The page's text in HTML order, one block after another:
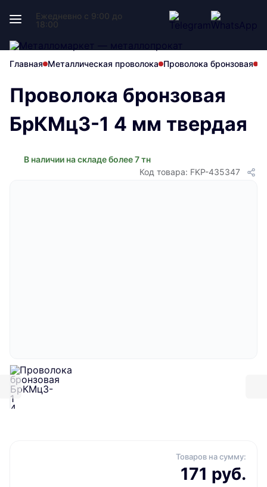
Ежедневно с 9:00 до
18:00
Главная Металлическая проволока Проволока бронзовая
Проволока бронзовая
БрКМц3-1 4 мм твердая
В наличии на складе более 7 тн
Код товара: FKP-435347
Товаров на сумму:
171 руб.